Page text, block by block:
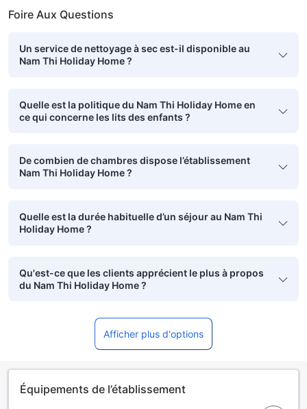
Foire Aux Questions
Un service de nettoyage à sec est-il disponible au
Nam Thi Holiday Home ?
Quelle est la politique du Nam Thi Holiday Home en
ce qui concerne les lits des enfants ?
De combien de chambres dispose l’établissement
Nam Thi Holiday Home ?
Quelle est la durée habituelle d’un séjour au Nam Thi
Holiday Home ?
Qu'est-ce que les clients apprécient le plus à propos
du Nam Thi Holiday Home ?
Afficher plus d'options
Équipements de l’établissement